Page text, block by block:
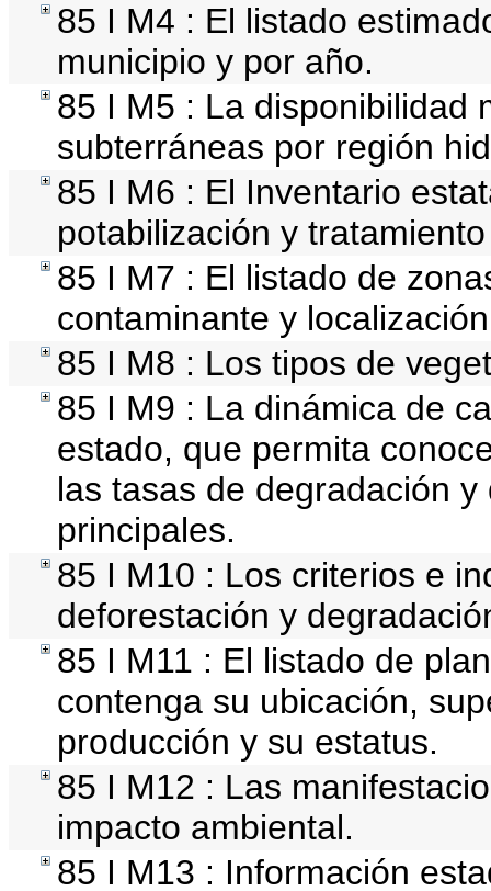
85 I M4 : El listado
municipio y por año.
85 I M5 : La disponibilidad
subterráneas por región
85 I M6 : El Inventario
potabilización y
85 I M7 : El listado de
contaminante y
85 I M8 : Los tipos de
85 I M9 : La dinámica de
estado, que permita
las tasas de degradación
principales.
85 I M10 : Los criterios e
deforestación y
85 I M11 : El listado de
contenga su ubicación,
producción y su estatus.
85 I M12 : Las
impacto ambiental.
85 I M13 : Información